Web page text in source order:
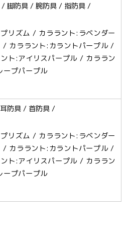
/ 脚防具 / 腕防具 / 指防具 /
リズム / カララント:ラベンダー
/ カララント:カラントパープル /
ト:アイリスパープル / カララン
ープパープル
防具 / 首防具 /
リズム / カララント:ラベンダー
/ カララント:カラントパープル /
ト:アイリスパープル / カララン
ープパープル